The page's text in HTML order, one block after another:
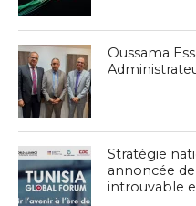
Oussama
Stratégie
annoncée
introuvable